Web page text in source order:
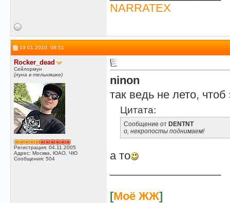
NARRATEX
19.01.2010, 08:51
Rocker_dead
Сейлормун
(луна в тельняшке)
Регистрация: 04.11.2005
Адрес: Москва, ЮАО, ЧЮ
Сообщения: 504
ninon
так ведь не лето,
Цитата:
Сообщение от DENTNT
о, некропосты поднимаем!
а то
[Моё ЖЖ]